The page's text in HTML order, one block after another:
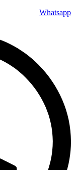
Whatsapp